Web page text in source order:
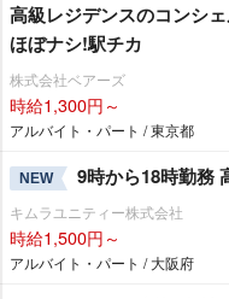
高級レジデンスのコンシ
ほぼナシ!駅チカ
株式会社ベアーズ
時給1,300円～
アルバイト・パート / 東京都
NEW 9時から18時勤務
キムラユニティー株式会社
時給1,500円～
アルバイト・パート / 大阪府